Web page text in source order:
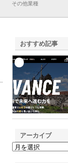
その他業種
おすすめ記事
アーカイブ